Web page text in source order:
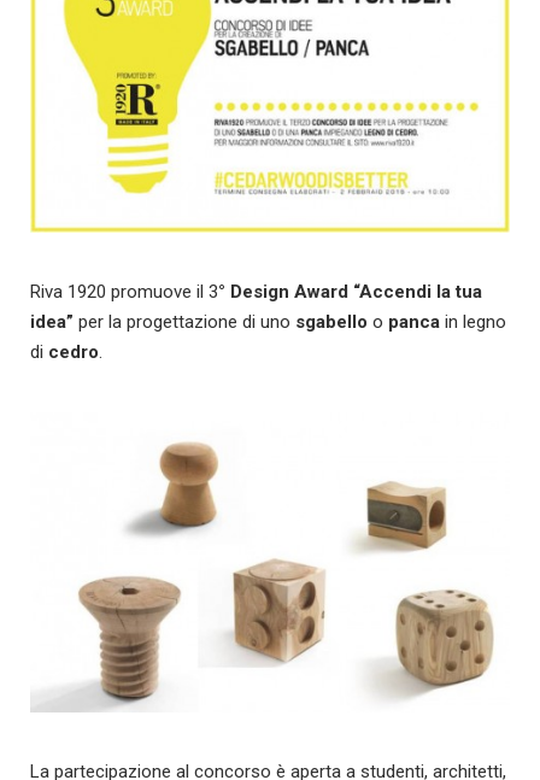
Riva 1920 promuove il 3° Design Award “Accendi la tua
idea” per la progettazione di uno sgabello o panca in legno
di cedro.
La partecipazione al concorso è aperta a studenti, architetti,